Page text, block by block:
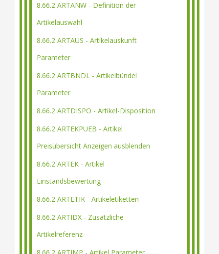
8.66.2 ARTANW - Definition der
Artikelauswahl
8.66.2 ARTAUS - Artikelauskunft
Parameter
8.66.2 ARTBNDL - Artikelbündel
Parameter
8.66.2 ARTDISPO - Artikel-Disposition
8.66.2 ARTEKPUEB - Artikel
Preisübersicht Anzeigen ausblenden
8.66.2 ARTEK - Artikel
Einstandsbewertung
8.66.2 ARTETIK - Artikeletiketten
8.66.2 ARTIDX - Zusätzliche
Artikelreferenz